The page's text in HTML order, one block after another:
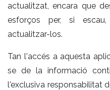
actualitzat, encara que
esforços per, si
actualitzar-los.
Tan l'accés a aquesta
se de la informació
l'exclusiva responsabilitat